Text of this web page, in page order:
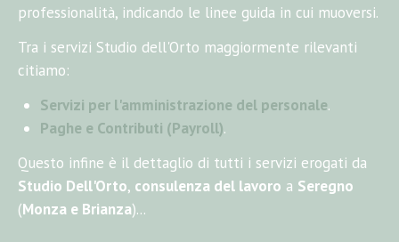
professionalità, indicando le linee guida in cui muoversi.
Tra i servizi Studio dell'Orto maggiormente rilevanti
citiamo:
Servizi per l'amministrazione del personale.
Paghe e Contributi (Payroll).
Questo infine è il dettaglio di tutti i servizi erogati da
Studio Dell'Orto, consulenza del lavoro a Seregno
(Monza e Brianza)...